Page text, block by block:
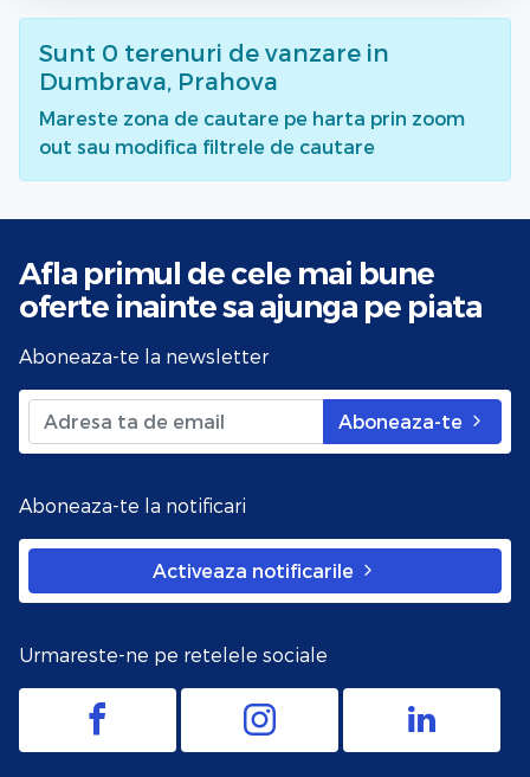
Sunt 0 terenuri de vanzare in
Dumbrava, Prahova
Mareste zona de cautare pe harta prin zoom
out sau modifica filtrele de cautare
Afla primul de cele mai bune
oferte inainte sa ajunga pe piata
Aboneaza-te la newsletter
Aboneaza-te
Aboneaza-te la notificari
Activeaza notificarile
Urmareste-ne pe retelele sociale